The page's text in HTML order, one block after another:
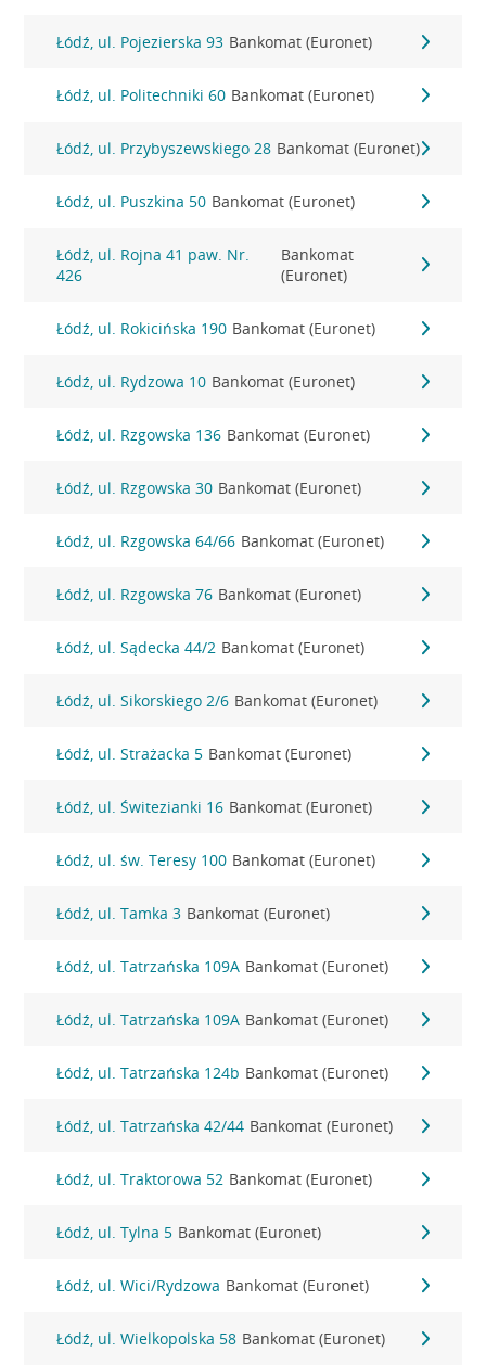
Łódź, ul. Pojezierska 93 Bankomat (Euronet)
Łódź, ul. Politechniki 60 Bankomat (Euronet)
Łódź, ul. Przybyszewskiego 28 Bankomat (Euronet)
Łódź, ul. Puszkina 50 Bankomat (Euronet)
Łódź, ul. Rojna 41 paw. Nr.
426
Bankomat
(Euronet)
Łódź, ul. Rokicińska 190 Bankomat (Euronet)
Łódź, ul. Rydzowa 10 Bankomat (Euronet)
Łódź, ul. Rzgowska 136 Bankomat (Euronet)
Łódź, ul. Rzgowska 30 Bankomat (Euronet)
Łódź, ul. Rzgowska 64/66 Bankomat (Euronet)
Łódź, ul. Rzgowska 76 Bankomat (Euronet)
Łódź, ul. Sądecka 44/2 Bankomat (Euronet)
Łódź, ul. Sikorskiego 2/6 Bankomat (Euronet)
Łódź, ul. Strażacka 5 Bankomat (Euronet)
Łódź, ul. Świtezianki 16 Bankomat (Euronet)
Łódź, ul. św. Teresy 100 Bankomat (Euronet)
Łódź, ul. Tamka 3 Bankomat (Euronet)
Łódź, ul. Tatrzańska 109A Bankomat (Euronet)
Łódź, ul. Tatrzańska 109A Bankomat (Euronet)
Łódź, ul. Tatrzańska 124b Bankomat (Euronet)
Łódź, ul. Tatrzańska 42/44 Bankomat (Euronet)
Łódź, ul. Traktorowa 52 Bankomat (Euronet)
Łódź, ul. Tylna 5 Bankomat (Euronet)
Łódź, ul. Wici/Rydzowa Bankomat (Euronet)
Łódź, ul. Wielkopolska 58 Bankomat (Euronet)